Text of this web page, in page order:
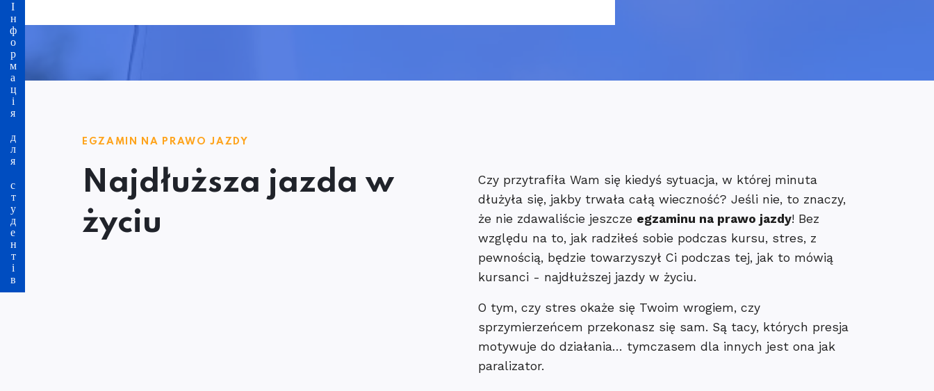
EGZAMIN NA PRAWO JAZDY
Najdłuższa jazda w
życiu
Czy przytrafiła Wam się kiedyś sytuacja, w której minuta
dłużyła się, jakby trwała całą wieczność? Jeśli nie, to znaczy,
że nie zdawaliście jeszcze egzaminu na prawo jazdy! Bez
względu na to, jak radziłeś sobie podczas kursu, stres, z
pewnością, będzie towarzyszył Ci podczas tej, jak to mówią
kursanci - najdłuższej jazdy w życiu.
O tym, czy stres okaże się Twoim wrogiem, czy
sprzymierzeńcem przekonasz się sam. Są tacy, których presja
motywuje do działania… tymczasem dla innych jest ona jak
paralizator.
Інформація для студентів